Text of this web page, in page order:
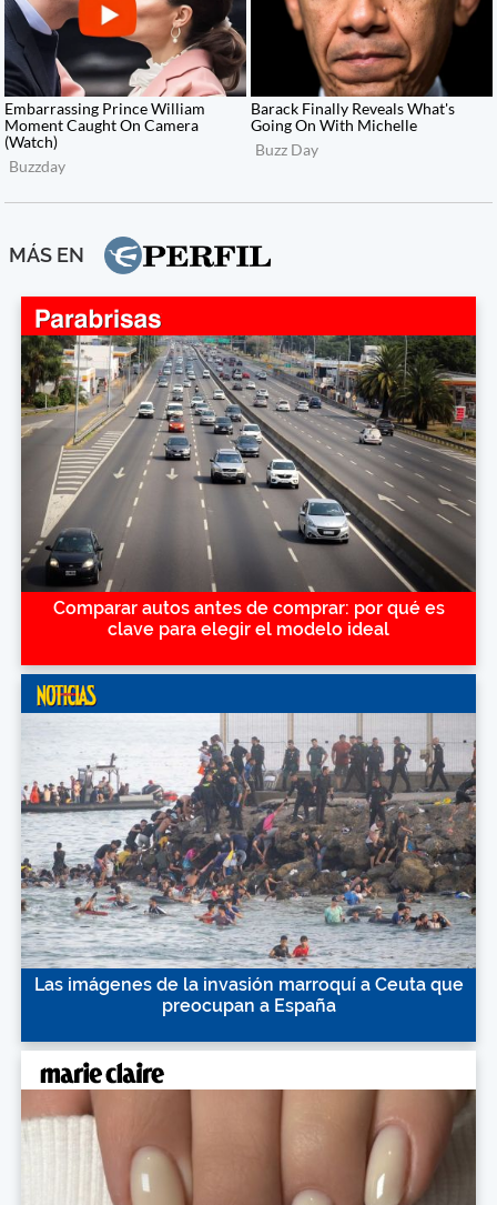
MÁS EN
Comparar autos antes de comprar: por qué es
clave para elegir el modelo ideal
Las imágenes de la invasión marroquí a Ceuta que
preocupan a España